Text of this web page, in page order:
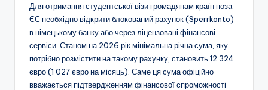
Для отримання студентської візи громадянам країн поза
ЄС необхідно відкрити блокований рахунок (Sperrkonto)
в німецькому банку або через ліцензовані фінансові
сервіси. Станом на 2026 рік мінімальна річна сума, яку
потрібно розмістити на такому рахунку, становить 12 324
євро (1 027 євро на місяць). Саме ця сума офіційно
вважається підтвердженням фінансової спроможності